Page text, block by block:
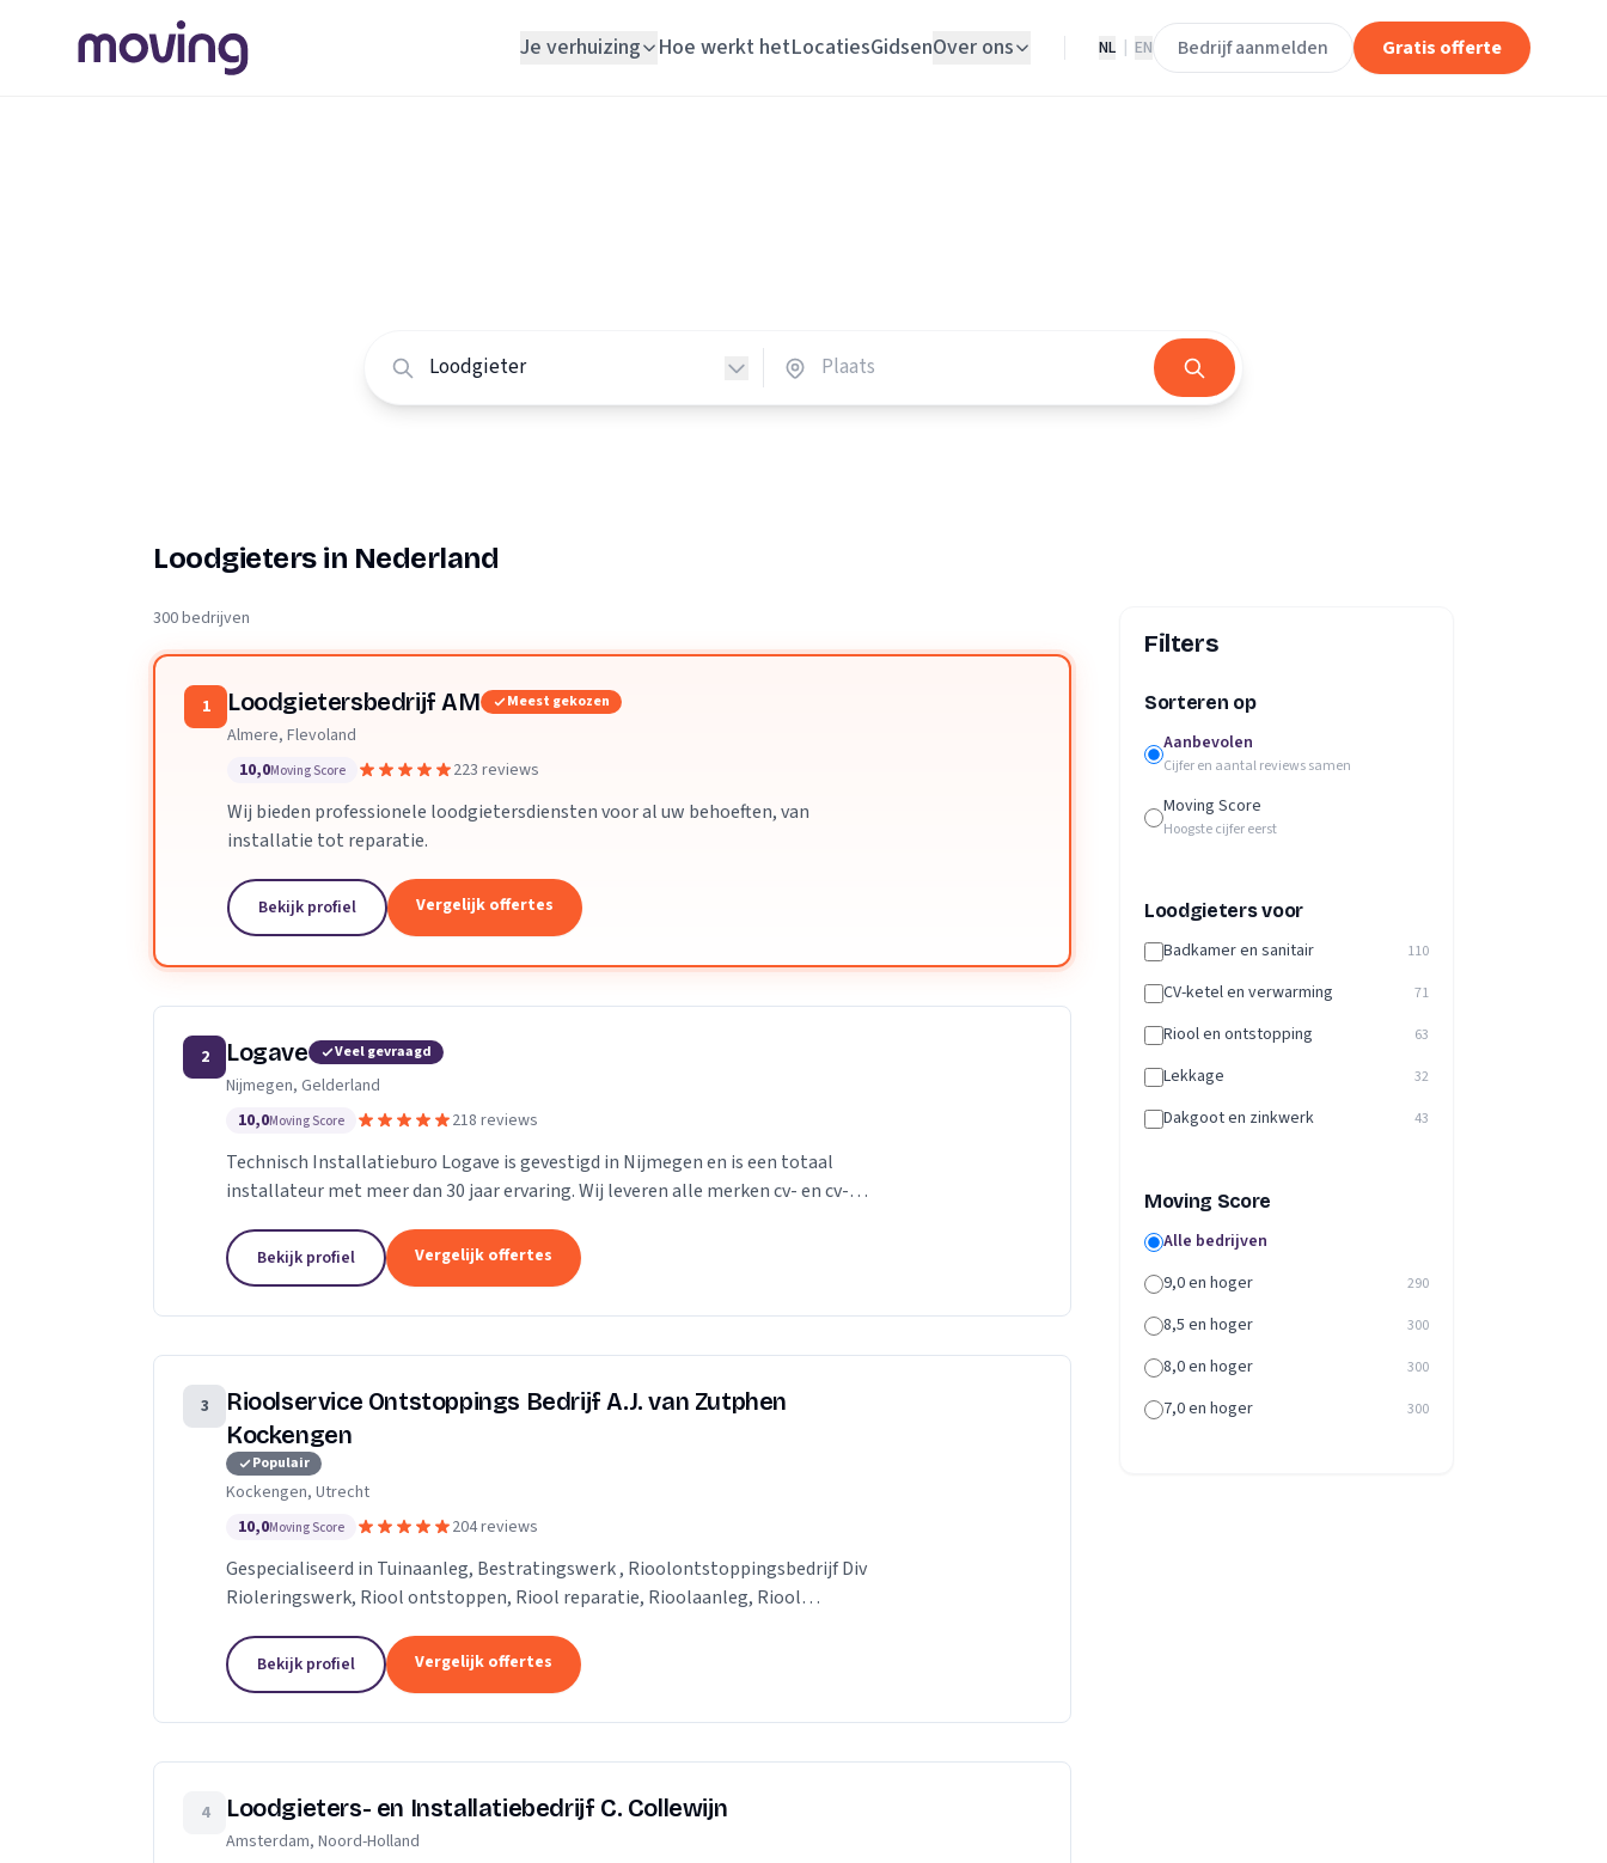
Je verhuizing
Loodgieter
Slotenmaker
Verhuisplanner
Hoe werkt hetLocatiesGidsenOver ons NL EN Bedrijf aanmelden Gratis offerte
Loodgieters in Nederland
300 bedrijven
1 Loodgietersbedrijf AM Meest gekozen
Almere, Flevoland
10,0Moving Score 223 reviews
Wij bieden professionele loodgietersdiensten voor al uw behoeften, van
installatie tot reparatie.
Bekijk profiel Vergelijk offertes
2 Logave Veel gevraagd
Nijmegen, Gelderland
10,0Moving Score 218 reviews
Technisch Installatieburo Logave is gevestigd in Nijmegen en is een totaal
installateur met meer dan 30 jaar ervaring. Wij leveren alle merken cv- en cv-
Bekijk profiel Vergelijk offertes
3
Rioolservice Ontstoppings Bedrijf A.J. van Zutphen
Kockengen
Populair
Kockengen, Utrecht
10,0Moving Score 204 reviews
Gespecialiseerd in Tuinaanleg, Bestratingswerk , Rioolontstoppingsbedrijf Div
Rioleringswerk, Riool ontstoppen, Riool reparatie, Rioolaanleg, Riool
Bekijk profiel Vergelijk offertes
4 Loodgieters- en Installatiebedrijf C. Collewijn
Amsterdam, Noord-Holland
Filters
Sorteren op
Aanbevolen
Cijfer en aantal reviews samen
Moving Score
Hoogste cijfer eerst
Loodgieters voor
Badkamer en sanitair 110
CV-ketel en verwarming 71
Riool en ontstopping 63
Lekkage 32
Dakgoot en zinkwerk 43
Moving Score
Alle bedrijven
9,0 en hoger
290
8,5 en hoger 300
8,0 en hoger 300
7,0 en hoger 300